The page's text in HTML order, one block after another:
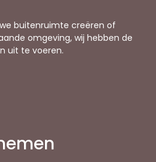
buitenruimte creëren of
omgeving, wij hebben de
uit te voeren.